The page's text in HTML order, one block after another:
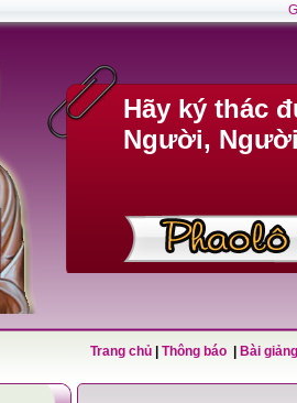
Hãy ký thác
Người,
Trang chủ Thông báo Bài